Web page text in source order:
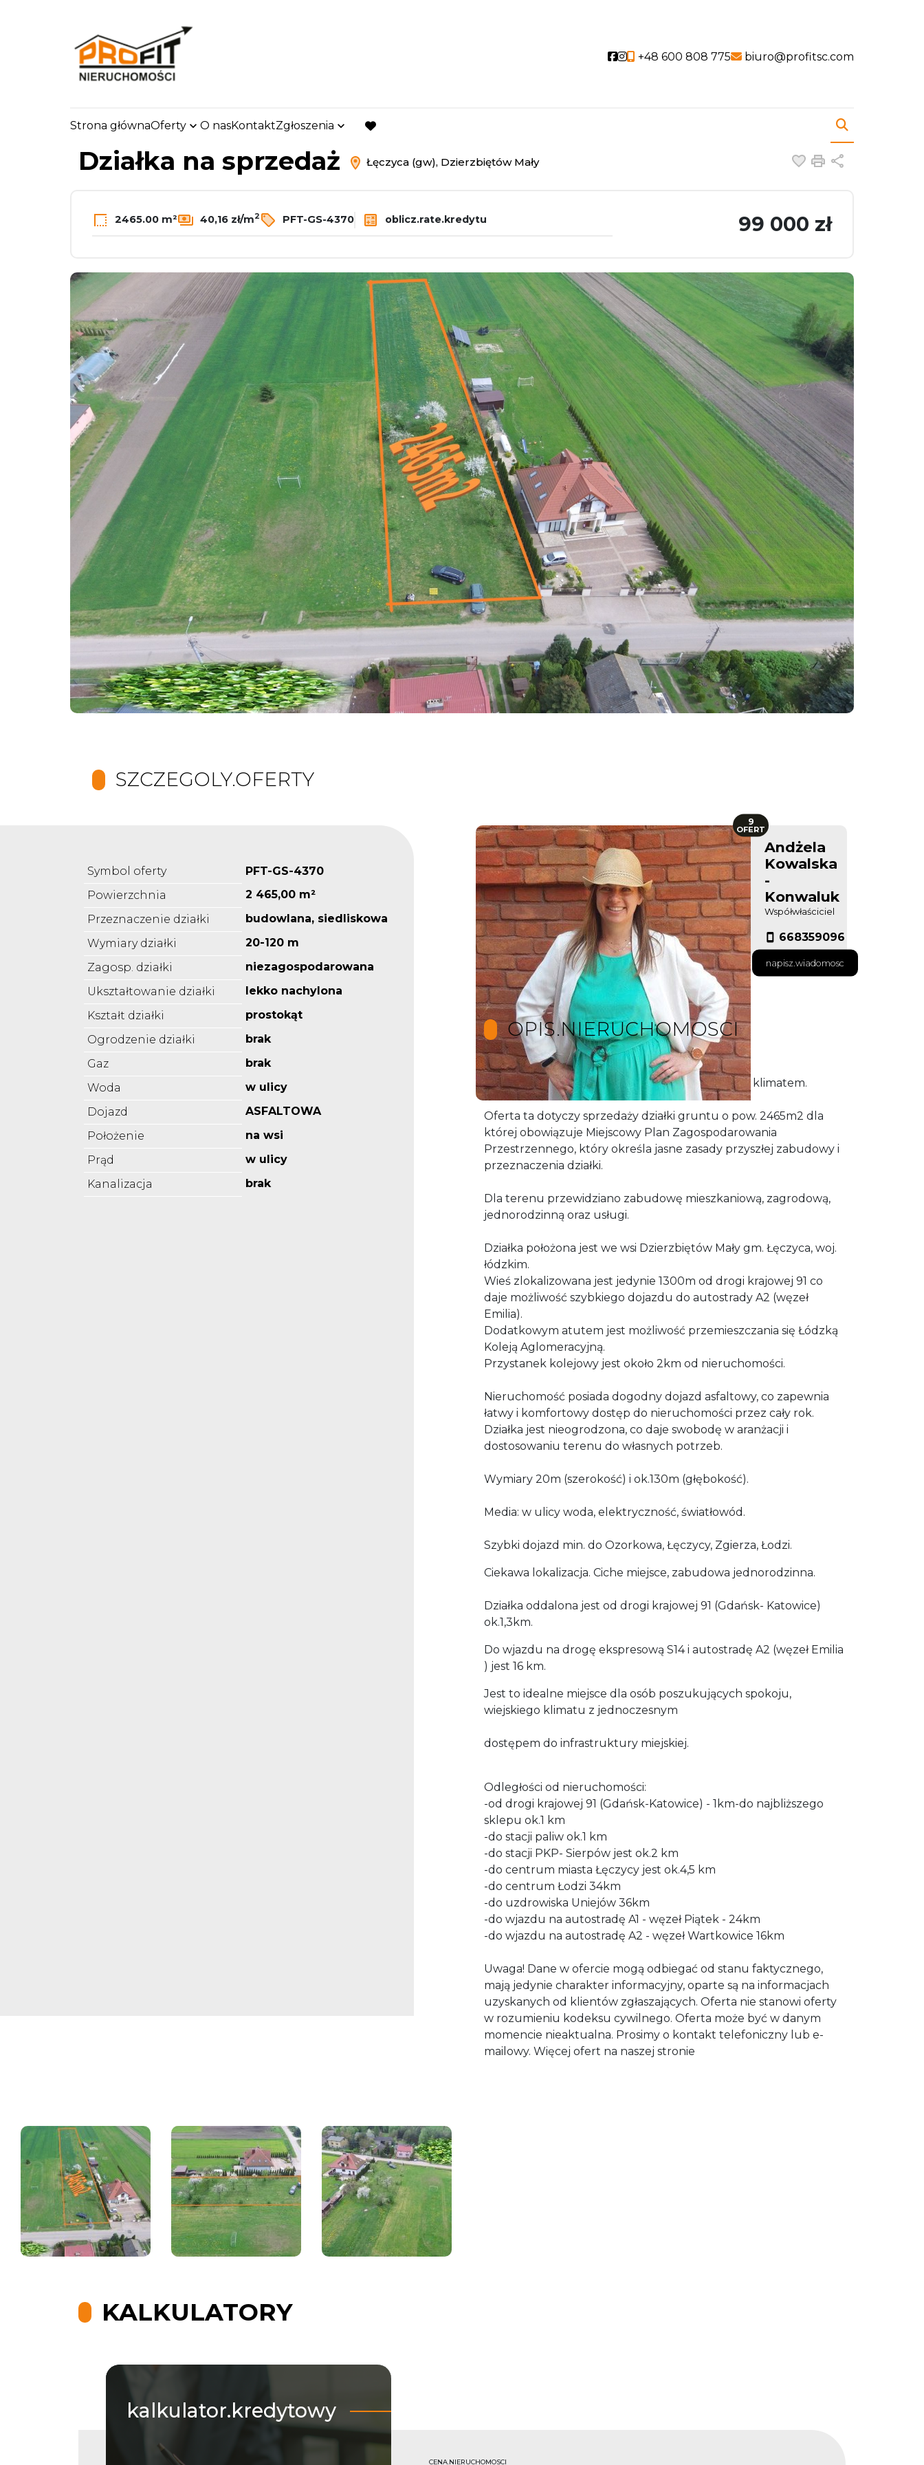
Social link
Social link
+48 600 808 775 biuro@profitsc.com
Strona głównaOferty O nasKontaktZgłoszenia
favorite
strona.glowna Oferty Działki Sprzedaż Łęczyca (gw) Dzierzbiętów Mały
Działka na sprzedaż Łęczyca (gw), Dzierzbiętów Mały Dodaj do
Drukuj
2465.00 m² 40,16 zł/m2 PFT-GS-4370 oblicz.rate.kredytu 99 000 zł
SZCZEGOLY.OFERTY
Symbol oferty
PFT-GS-4370
Powierzchnia
2 465,00 m²
Przeznaczenie działki
budowlana, siedliskowa
Wymiary działki
20-120 m
Zagosp. działki
niezagospodarowana
Ukształtowanie działki
lekko nachylona
Kształt działki
prostokąt
Ogrodzenie działki
brak
Gaz
brak
Woda
w ulicy
Dojazd
ASFALTOWA
Położenie
na wsi
Prąd
w ulicy
Kanalizacja
brak
Andżela
Kowalska
-
Konwaluk
Współwłaściciel
668359096
napisz.wiadomosc
9
OFERT
OPIS.NIERUCHOMOSCI
Gradka cenowa!!! Działka pod miastem z wiejskim klimatem.
Oferta ta dotyczy sprzedaży działki gruntu o pow. 2465m2 dla
której obowiązuje Miejscowy Plan Zagospodarowania
Przestrzennego, który określa jasne zasady przyszłej zabudowy i
przeznaczenia działki.
Dla terenu przewidziano zabudowę mieszkaniową, zagrodową,
jednorodzinną oraz usługi.
Działka położona jest we wsi Dzierzbiętów Mały gm. Łęczyca, woj.
łódzkim.
Wieś zlokalizowana jest jedynie 1300m od drogi krajowej 91 co
daje możliwość szybkiego dojazdu do autostrady A2 (węzeł
Emilia).
Dodatkowym atutem jest możliwość przemieszczania się Łódzką
Koleją Aglomeracyjną.
Przystanek kolejowy jest około 2km od nieruchomości.
Nieruchomość posiada dogodny dojazd asfaltowy, co zapewnia
łatwy i komfortowy dostęp do nieruchomości przez cały rok.
Działka jest nieogrodzona, co daje swobodę w aranżacji i
dostosowaniu terenu do własnych potrzeb.
Wymiary 20m (szerokość) i ok.130m (głębokość).
Media: w ulicy woda, elektryczność, światłowód.
Szybki dojazd min. do Ozorkowa, Łęczycy, Zgierza, Łodzi.
Ciekawa lokalizacja. Ciche miejsce, zabudowa jednorodzinna.
Działka oddalona jest od drogi krajowej 91 (Gdańsk- Katowice)
ok.1,3km.
Do wjazdu na drogę ekspresową S14 i autostradę A2 (węzeł Emilia
) jest 16 km.
Jest to idealne miejsce dla osób poszukujących spokoju,
wiejskiego klimatu z jednoczesnym
dostępem do infrastruktury miejskiej.
Odległości od nieruchomości:
-od drogi krajowej 91 (Gdańsk-Katowice) - 1km-do najbliższego
sklepu ok.1 km
-do stacji paliw ok.1 km
-do stacji PKP- Sierpów jest ok.2 km
-do centrum miasta Łęczycy jest ok.4,5 km
-do centrum Łodzi 34km
-do uzdrowiska Uniejów 36km
-do wjazdu na autostradę A1 - węzeł Piątek - 24km
-do wjazdu na autostradę A2 - węzeł Wartkowice 16km
Uwaga! Dane w ofercie mogą odbiegać od stanu faktycznego,
mają jedynie charakter informacyjny, oparte są na informacjach
uzyskanych od klientów zgłaszających. Oferta nie stanowi oferty
w rozumieniu kodeksu cywilnego. Oferta może być w danym
momencie nieaktualna. Prosimy o kontakt telefoniczny lub e-
mailowy. Więcej ofert na naszej stronie
KALKULATORY
kalkulator.kredytowy
CENA.NIERUCHOMOSCI